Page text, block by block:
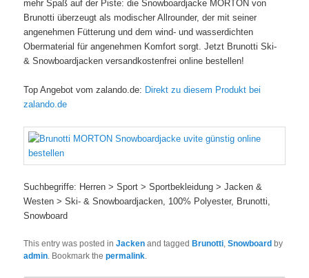
mehr Spaß auf der Piste: die Snowboardjacke MORTON von
Brunotti überzeugt als modischer Allrounder, der mit seiner
angenehmen Fütterung und dem wind- und wasserdichten
Obermaterial für angenehmen Komfort sorgt. Jetzt Brunotti Ski-
& Snowboardjacken versandkostenfrei online bestellen!
Top Angebot vom zalando.de: Direkt zu diesem Produkt bei
zalando.de
Suchbegriffe: Herren > Sport > Sportbekleidung > Jacken &
Westen > Ski- & Snowboardjacken, 100% Polyester, Brunotti,
Snowboard
This entry was posted inJacken and taggedBrunotti,Snowboard by
admin. Bookmark thepermalink.